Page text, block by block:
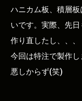
ハニカム板、積層
いです。実際、先
作り直したし、、、
今回は特注で製作
悪しからず(笑)